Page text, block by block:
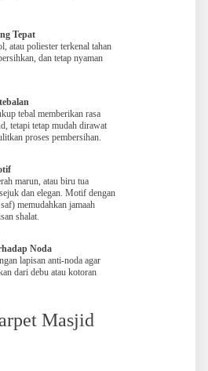
Tepat
atau poliester terkenal tahan
dan tetap nyaman
tebal memberikan rasa
tetapi tetap mudah dirawat
proses pembersihan.
marun, atau biru tua
dan elegan. Motif dengan
memudahkan jamaah
shalat.
Noda
lapisan anti-noda agar
dari debu atau kotoran
Masjid